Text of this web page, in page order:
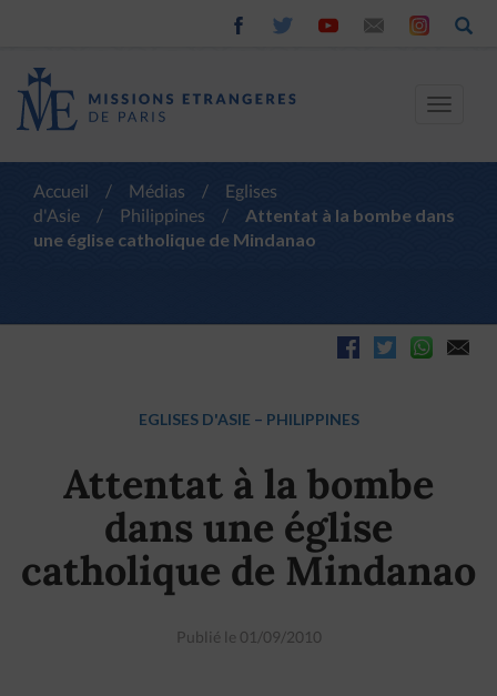
Toggle
Accueil / Médias /
Eglises
d'Asie
/ Philippines /
Attentat à la bombe dans
une église catholique de Mindanao
EGLISES D'ASIE – PHILIPPINES
Attentat à la bombe
dans une église
catholique de Mindanao
Publié le 01/09/2010